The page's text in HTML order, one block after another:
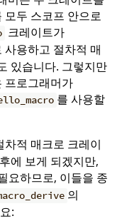
두 스코프 안으로
크레이트가
사용하고 절차적 매
있습니다. 그렇지만
프로그래머가
를 사용할
차적 매크로 크레이
에 보게 되겠지만,
요하므로, 이들을 종
의
: